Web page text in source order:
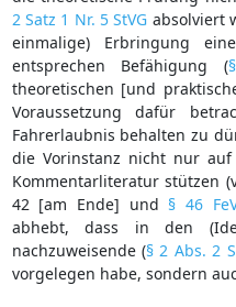
2 Satz 1 Nr. 5 StVG absolviert
einmalige) Erbringung
entsprechen Befähigung (
theoretischen [und
Voraussetzung dafür
Fahrerlaubnis behalten zu
die Vorinstanz nicht nur
Kommentarliteratur stützen
42 [am Ende] und § 46 FeV
abhebt, dass in den
nachzuweisende (§ 2 Abs. 2
vorgelegen habe, sondern